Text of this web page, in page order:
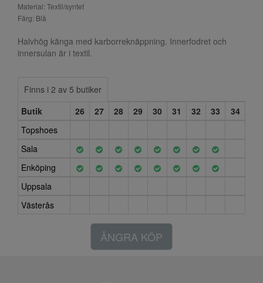
Material: Textil/syntet
Färg: Blå
Halvhög känga med karborreknäppning. Innerfodret och
innersulan är i textil.
Finns i 2 av 5 butiker
Butik
26 27 28 29 30 31 32 33
34
Topshoes
Sala
Enköping
Uppsala
Västerås
ÅNGRA KÖP